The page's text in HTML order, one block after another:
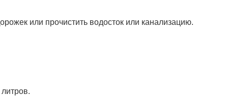
или прочистить водосток или канализацию.